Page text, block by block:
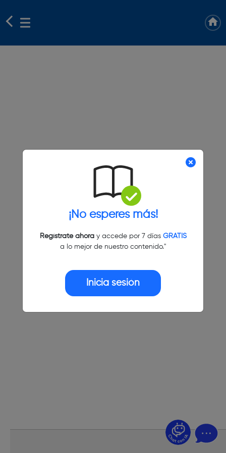
¡No esperes más!
Regístrate ahoray accede por 7 días GRATIS
a lo mejor de nuestro contenido."
Inicia sesión